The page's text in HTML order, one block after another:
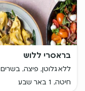
בראסרי ללוש
ללא גלוטן, פיצה, בשרים
חיטה, 1 באר שבע